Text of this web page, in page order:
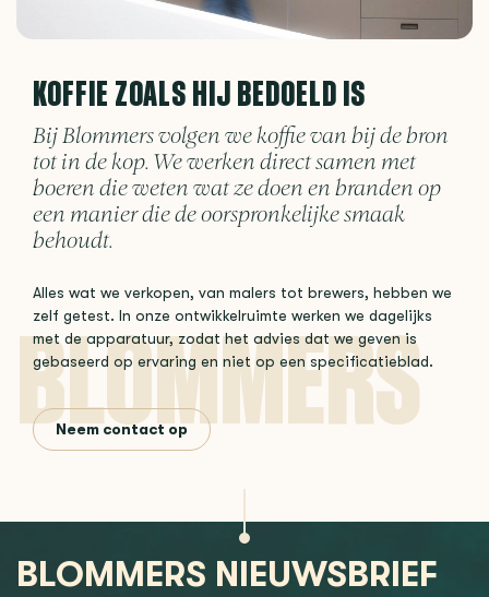
KOFFIE ZOALS HIJ BEDOELD IS
Bij Blommers volgen we koffie van bij de bron
tot in de kop. We werken direct samen met
boeren die weten wat ze doen en branden op
een manier die de oorspronkelijke smaak
behoudt.
Alles wat we verkopen, van malers tot brewers, hebben we
zelf getest. In onze ontwikkelruimte werken we dagelijks
met de apparatuur, zodat het advies dat we geven is
gebaseerd op ervaring en niet op een specificatieblad.
Neem contact op
BLOMMERS NIEUWSBRIEF